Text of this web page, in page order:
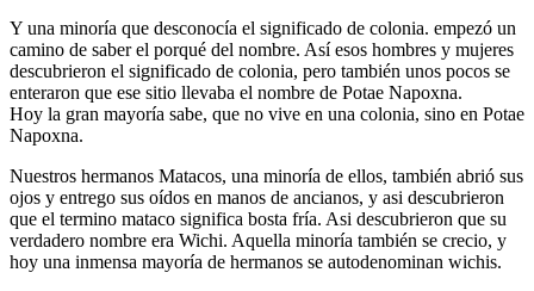
Y una minoría que desconocía el significado de colonia. empezó un
camino de saber el porqué del nombre. Así esos hombres y mujeres
descubrieron el significado de colonia, pero también unos pocos se
enteraron que ese sitio llevaba el nombre de Potae Napoxna.
Hoy la gran mayoría sabe, que no vive en una colonia, sino en Potae
Napoxna.
Nuestros hermanos Matacos, una minoría de ellos, también abrió sus
ojos y entrego sus oídos en manos de ancianos, y asi descubrieron
que el termino mataco significa bosta fría. Asi descubrieron que su
verdadero nombre era Wichi. Aquella minoría también se crecio, y
hoy una inmensa mayoría de hermanos se autodenominan wichis.